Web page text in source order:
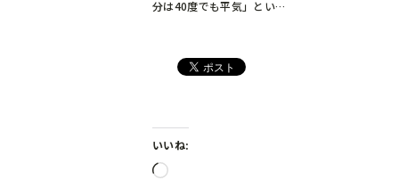
分は40度でも平気」とい…
いいね:
読